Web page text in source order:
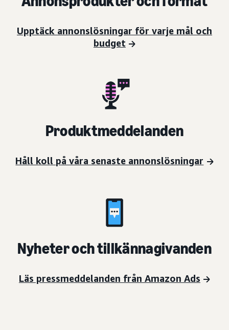
Upptäck annonslösningar för varje mål och
budget
Produktmeddelanden
Håll koll på våra senaste annonslösningar
Nyheter och tillkännagivanden
Läs pressmeddelanden från Amazon Ads